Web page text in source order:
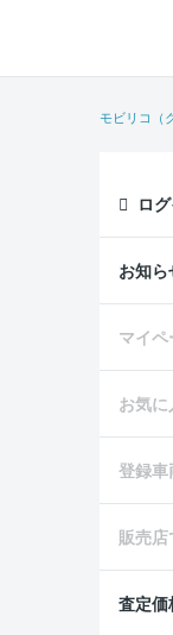
モビリコ（
ロ
お知ら
マイ
お気に
登録車
販売
査定